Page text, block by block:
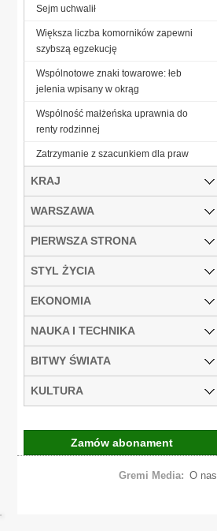
Sejm uchwalił
Większa liczba komorników zapewni
szybszą egzekucję
Wspólnotowe znaki towarowe: łeb
jelenia wpisany w okrąg
Wspólność małżeńska uprawnia do
renty rodzinnej
Zatrzymanie z szacunkiem dla praw
KRAJ
WARSZAWA
PIERWSZA STRONA
STYL ŻYCIA
EKONOMIA
NAUKA I TECHNIKA
BITWY ŚWIATA
KULTURA
Zamów abonament
Gremi Media: O nas